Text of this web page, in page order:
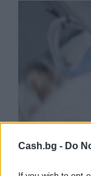
Cash.bg - Do